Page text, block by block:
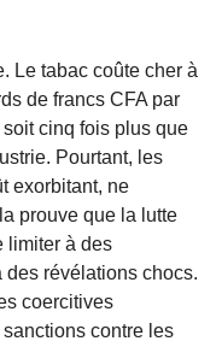
Le tabac coûte cher à
de francs CFA par
cinq fois plus que
Pourtant, les
exorbitant, ne
prouve que la lutte
limiter à des
révélations chocs.
coercitives
contre les